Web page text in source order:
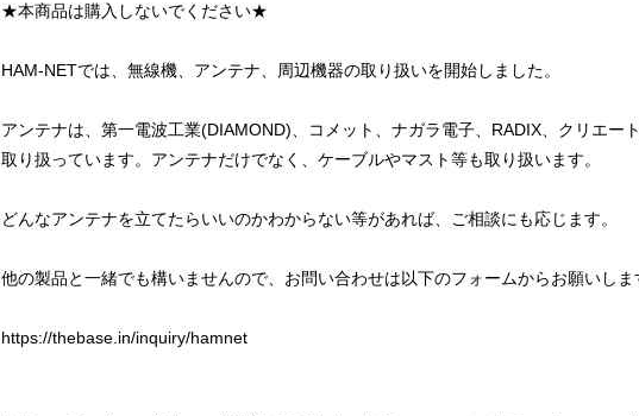
★本商品は購入しないでください★
HAM-NETでは、無線機、アンテナ、周辺機器の取り扱いを開始しました。
アンテナは、第一電波工業(DIAMOND)、コメット、ナガラ電子、RADIX、クリエー
取り扱っています。アンテナだけでなく、ケーブルやマスト等も取り扱います。
どんなアンテナを立てたらいいのかわからない等があれば、ご相談にも応じます。
他の製品と一緒でも構いませんので、お問い合わせは以下のフォームからお願いしま
https://thebase.in/inquiry/hamnet